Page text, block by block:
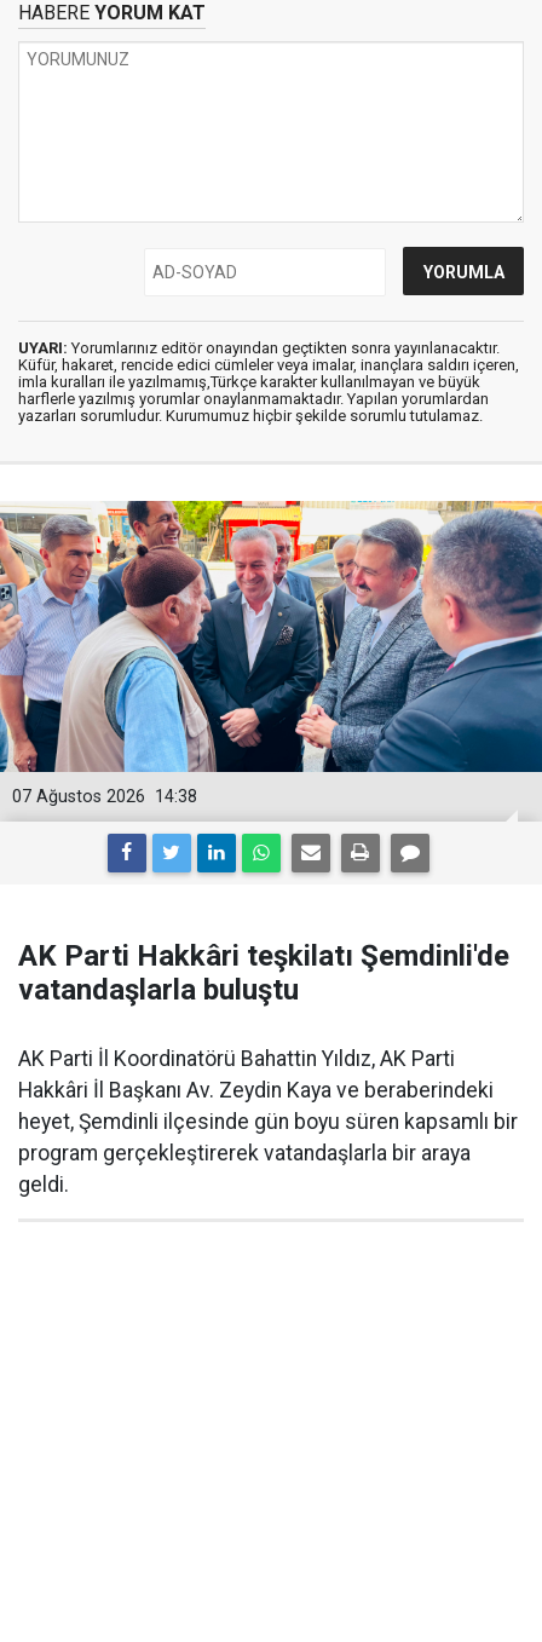
HABERE YORUM KAT
UYARI: Yorumlarınız editör onayından geçtikten sonra yayınlanacaktır.
Küfür, hakaret, rencide edici cümleler veya imalar, inançlara saldırı içeren,
imla kuralları ile yazılmamış,Türkçe karakter kullanılmayan ve büyük
harflerle yazılmış yorumlar onaylanmamaktadır. Yapılan yorumlardan
yazarları sorumludur. Kurumumuz hiçbir şekilde sorumlu tutulamaz.
14:38
07 Ağustos 2026
AK Parti Hakkâri teşkilatı Şemdinli'de
vatandaşlarla buluştu
AK Parti İl Koordinatörü Bahattin Yıldız, AK Parti
Hakkâri İl Başkanı Av. Zeydin Kaya ve beraberindeki
heyet, Şemdinli ilçesinde gün boyu süren kapsamlı bir
program gerçekleştirerek vatandaşlarla bir araya
geldi.